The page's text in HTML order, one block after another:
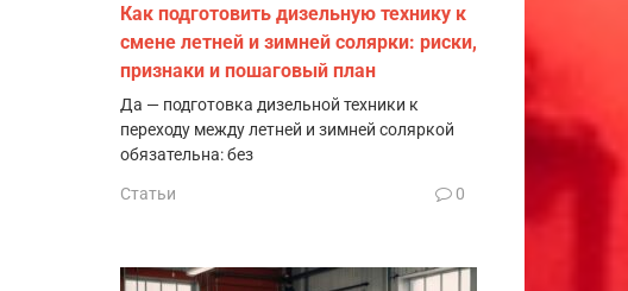
Как подготовить дизельную технику к
смене летней и зимней солярки: риски,
признаки и пошаговый план
Да — подготовка дизельной техники к
переходу между летней и зимней соляркой
обязательна: без
Статьи 0